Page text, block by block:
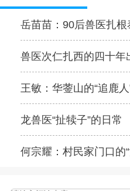
岳苗苗：90后兽医扎
兽医次仁扎西的四十年
王敏：华蓥山的“追鹿人
龙兽医“扯犊子”的日常
何宗耀：村民家门口的